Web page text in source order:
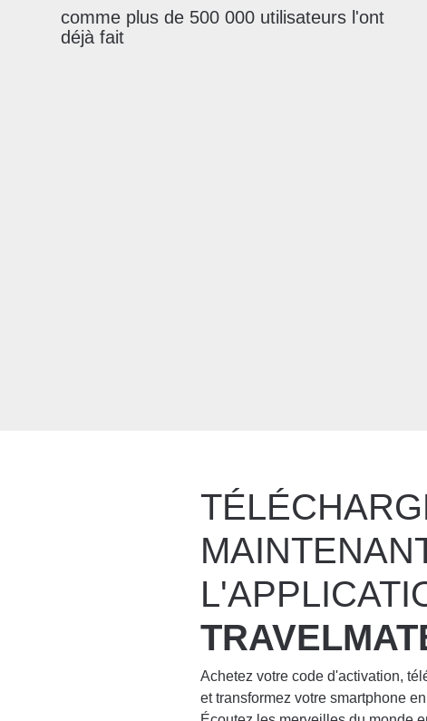
comme plus de 500 000 utilisateurs l'ont
déjà fait
Achetez votre code d'activation,
et transformez votre smartphone